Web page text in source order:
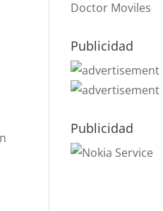
Publicidad
Publicidad